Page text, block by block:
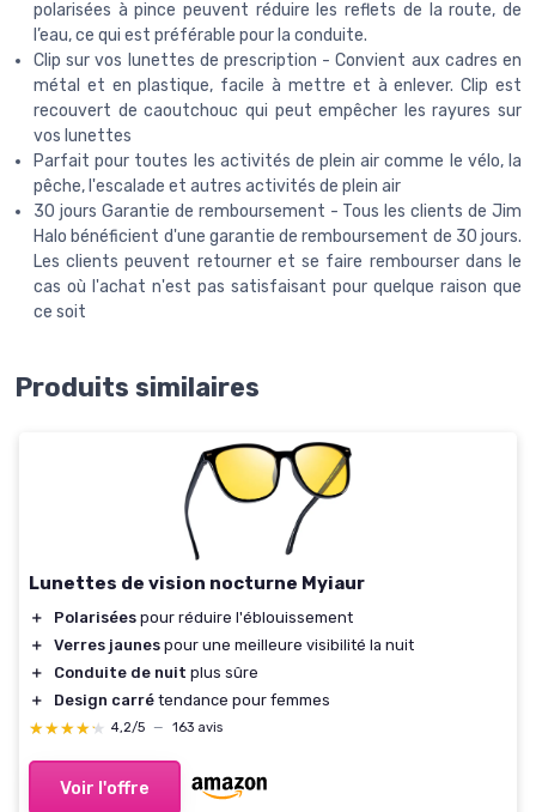
polarisées à pince peuvent réduire les reflets de la route, de
l’eau, ce qui est préférable pour la conduite.
Clip sur vos lunettes de prescription - Convient aux cadres en
métal et en plastique, facile à mettre et à enlever. Clip est
recouvert de caoutchouc qui peut empêcher les rayures sur
vos lunettes
Parfait pour toutes les activités de plein air comme le vélo, la
pêche, l'escalade et autres activités de plein air
30 jours Garantie de remboursement - Tous les clients de Jim
Halo bénéficient d'une garantie de remboursement de 30 jours.
Les clients peuvent retourner et se faire rembourser dans le
cas où l'achat n'est pas satisfaisant pour quelque raison que
ce soit
Produits similaires
Lunettes de vision nocturne Myiaur
＋ Polarisées pour réduire l'éblouissement
＋
Verres jaunes pour une meilleure visibilité la nuit
＋
Conduite de nuit plus sûre
＋
Design carré tendance pour femmes
★★★★★
★★★★★ 4,2/5 — 163 avis
Voir l'offre